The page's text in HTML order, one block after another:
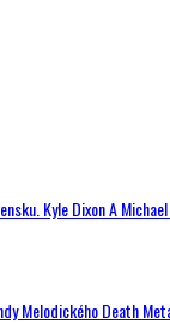
Kyle Dixon A
Melodického Death